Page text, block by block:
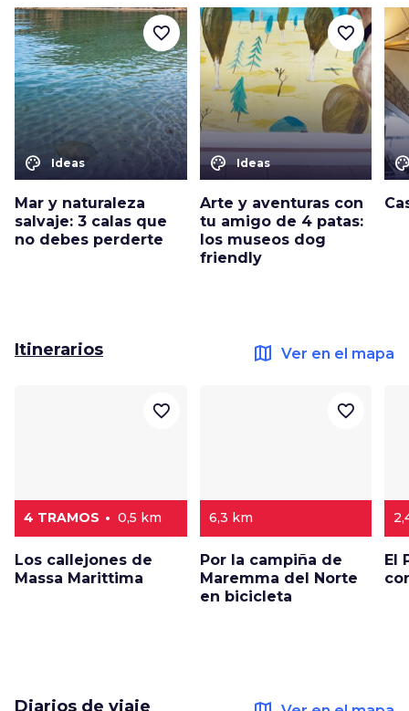
color_lens Ideas
Mar y naturaleza
salvaje: 3 calas que
no debes perderte
favorite_border
color_lens Ideas
Arte y aventuras con
tu amigo de 4 patas:
los museos dog
friendly
favorite_border
Itinerarios map Ver en el mapa
4 TRAMOS 0,5 km
Los callejones de
Massa Marittima
favorite_border
6,3 km
Por la campiña de
Maremma del Norte
en bicicleta
favorite_border
El
Diarios de viaje